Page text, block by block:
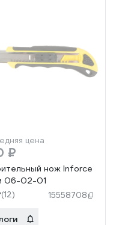
цена
₽
нож Inforce
06-02-01
(12) 15558708